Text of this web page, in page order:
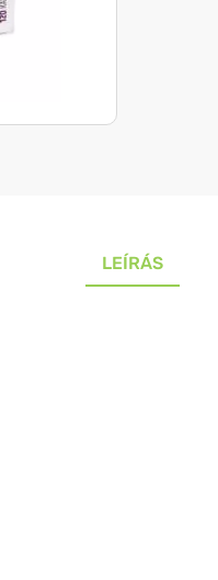
LEÍRÁS